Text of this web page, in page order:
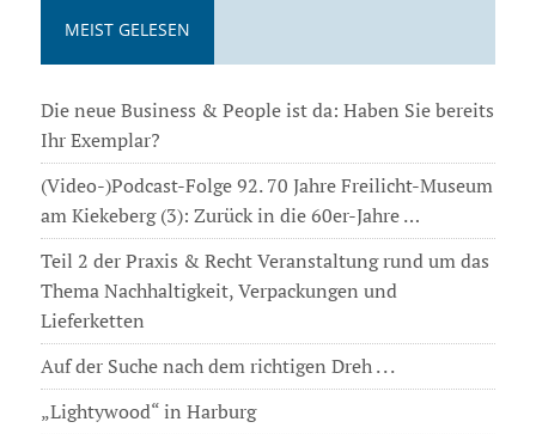
MEIST GELESEN
Die neue Business & People ist da: Haben Sie bereits
Ihr Exemplar?
(Video-)Podcast-Folge 92. 70 Jahre Freilicht-Museum
am Kiekeberg (3): Zurück in die 60er-Jahre …
Teil 2 der Praxis & Recht Veranstaltung rund um das
Thema Nachhaltigkeit, Verpackungen und
Lieferketten
Auf der Suche nach dem richtigen Dreh . . .
„Lightywood“ in Harburg